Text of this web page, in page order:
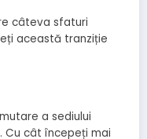
câteva sfaturi
această tranziție
a sediului
Cu cât începeți mai